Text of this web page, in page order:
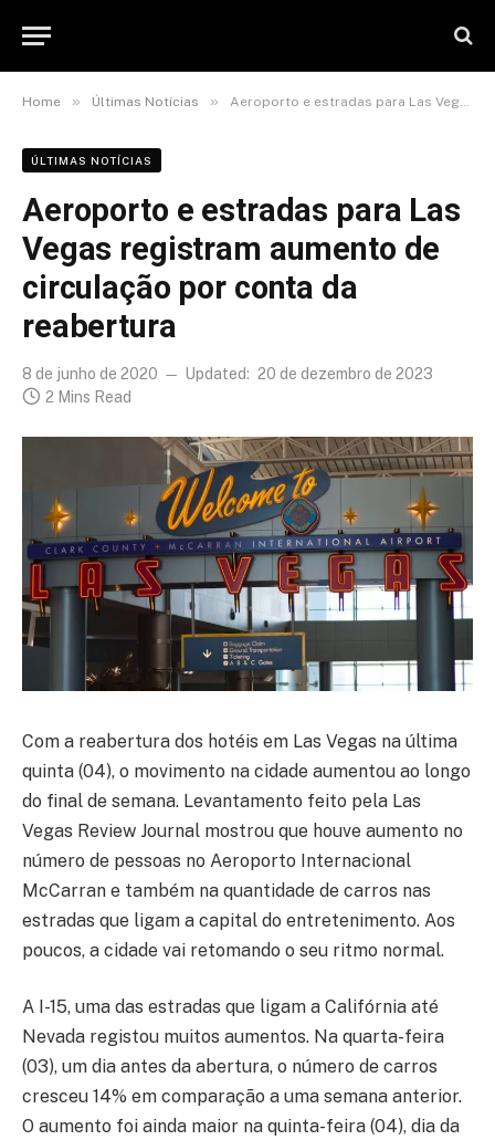
Home » Últimas Notícias » Aeroporto e estradas para Las Vegas registram aumento de circulação por conta da reabertura
ÚLTIMAS NOTÍCIAS
Aeroporto e estradas para Las
Vegas registram aumento de
circulação por conta da
reabertura
8 de junho de 2020 Updated: 20 de dezembro de 2023
2 Mins Read
Com a reabertura dos hotéis em Las Vegas na última
quinta (04), o movimento na cidade aumentou ao longo
do final de semana. Levantamento feito pela Las
Vegas Review Journal mostrou que houve aumento no
número de pessoas no Aeroporto Internacional
McCarran e também na quantidade de carros nas
estradas que ligam a capital do entretenimento. Aos
poucos, a cidade vai retomando o seu ritmo normal.
A I-15, uma das estradas que ligam a Califórnia até
Nevada registou muitos aumentos. Na quarta-feira
(03), um dia antes da abertura, o número de carros
cresceu 14% em comparação a uma semana anterior.
O aumento foi ainda maior na quinta-feira (04), dia da